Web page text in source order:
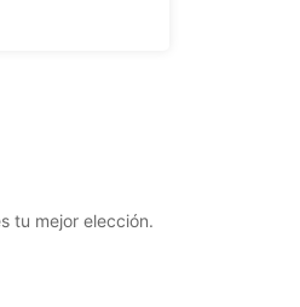
tu mejor elección.